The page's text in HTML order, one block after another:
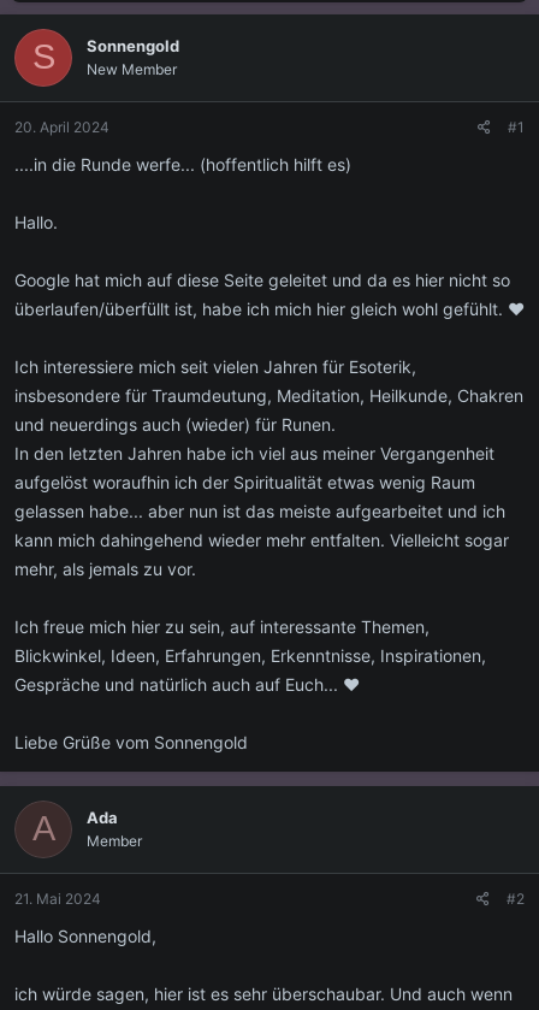
s
t
e
l
r
s
e
l
m
S Sonnengold
New Member
20. April 2024 #1
....in die Runde werfe... (hoffentlich hilft es)
Hallo.
Google hat mich auf diese Seite geleitet und da es hier nicht so
überlaufen/überfüllt ist, habe ich mich hier gleich wohl gefühlt. ♥
Ich interessiere mich seit vielen Jahren für Esoterik,
insbesondere für Traumdeutung, Meditation, Heilkunde, Chakren
und neuerdings auch (wieder) für Runen.
In den letzten Jahren habe ich viel aus meiner Vergangenheit
aufgelöst woraufhin ich der Spiritualität etwas wenig Raum
gelassen habe... aber nun ist das meiste aufgearbeitet und ich
kann mich dahingehend wieder mehr entfalten. Vielleicht sogar
mehr, als jemals zu vor.
Ich freue mich hier zu sein, auf interessante Themen,
Blickwinkel, Ideen, Erfahrungen, Erkenntnisse, Inspirationen,
Gespräche und natürlich auch auf Euch... ♥
Liebe Grüße vom Sonnengold
A Ada
Member
21. Mai 2024 #2
Hallo Sonnengold,
ich würde sagen, hier ist es sehr überschaubar. Und auch wenn